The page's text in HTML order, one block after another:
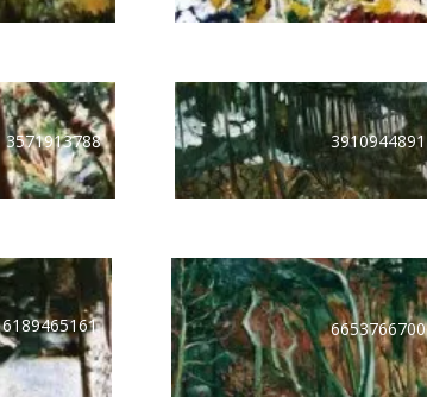
3571913788
3910944891
6189465161 6653766700